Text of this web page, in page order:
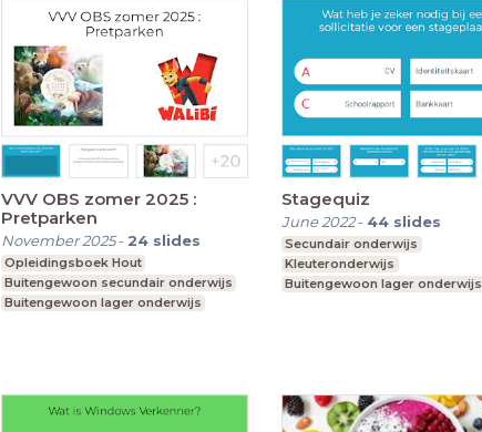
VVV OBS zomer 2025 :
Pretparken
November 2025- 24 slides
Opleidingsboek Hout
Buitengewoon secundair onderwijs
Buitengewoon lager onderwijs
Stagequiz
June 2022- 44 slides
Secundair onderwijs
Kleuteronderwijs
Buitengewoon lager onderwijs